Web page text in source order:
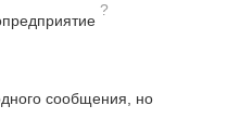
?
сообщения, но